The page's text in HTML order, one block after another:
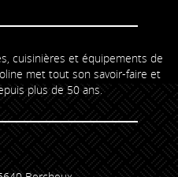
cuisinières et équipements de
met tout son savoir-faire et
plus de 50 ans.